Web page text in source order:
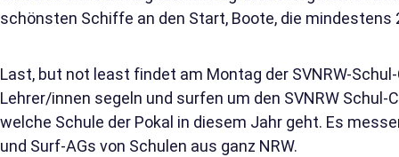
schönsten Schiffe an den Start, Boote, die mindestens
Last, but not least findet am Montag der SVNRW-
Lehrer/innen segeln und surfen um den SVNRW Schul-
welche Schule der Pokal in diesem Jahr geht. Es
und Surf-AGs von Schulen aus ganz NRW.